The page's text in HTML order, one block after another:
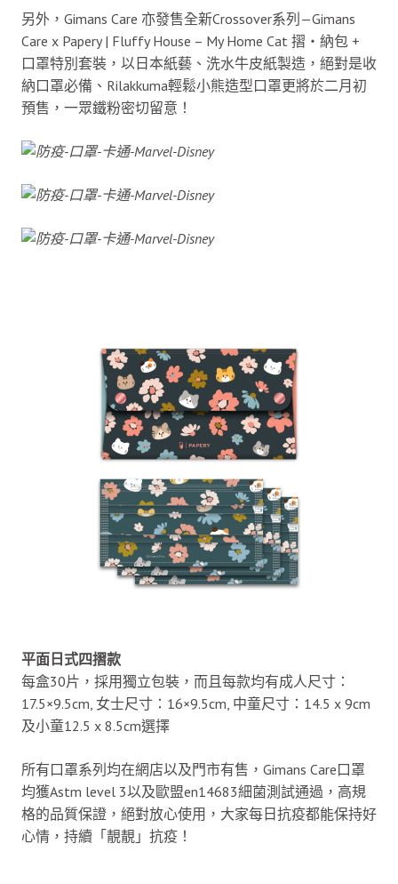
另外，Gimans Care 亦發售全新Crossover系列—Gimans
Care x Papery | Fluffy House – My Home Cat 摺・納包 +
口罩特別套裝，以日本紙藝、洗水牛皮紙製造，絕對是收
納口罩必備、Rilakkuma輕鬆小熊造型口罩更將於二月初
預售，一眾鐵粉密切留意！
平面日式四摺款
每盒30片，採用獨立包裝，而且每款均有成人尺寸：
17.5×9.5cm, 女士尺寸：16×9.5cm, 中童尺寸：14.5 x 9cm
及小童12.5 x 8.5cm選擇
所有口罩系列均在網店以及門市有售，Gimans Care口罩
均獲Astm level 3以及歐盟en14683細菌測試通過，高規
格的品質保證，絕對放心使用，大家每日抗疫都能保持好
心情，持續「靚靚」抗疫！